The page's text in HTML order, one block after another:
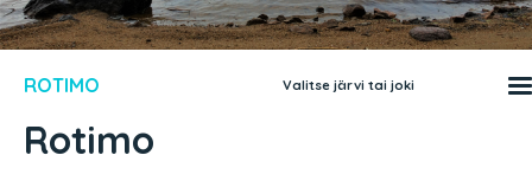
ROTIMO Valitse järvi tai joki
Rotimo